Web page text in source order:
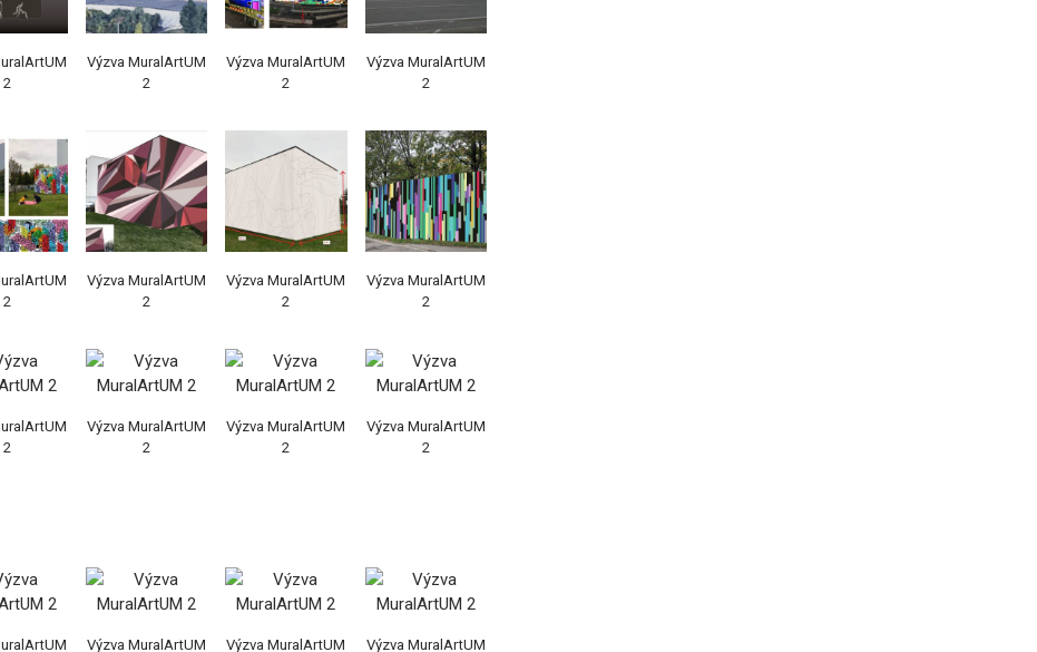
2
Výzva MuralArtUM
2
Výzva MuralArtUM
2
Výzva MuralArtUM
2
2
Výzva MuralArtUM
2
Výzva MuralArtUM
2
Výzva MuralArtUM
2
2
Výzva MuralArtUM
2
Výzva MuralArtUM
2
Výzva MuralArtUM
2
Výzva MuralArtUM Výzva MuralArtUM Výzva MuralArtUM